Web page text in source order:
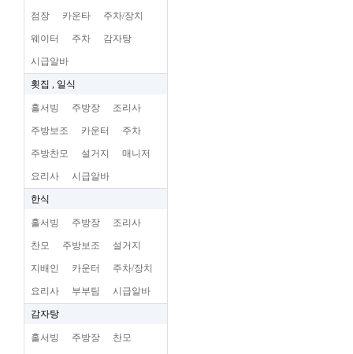
점장 카운타 주차/장치
웨이터 주차 감자탕
시급알바
횟집 , 일식
홀서빙 주방장 조리사
주방보조 카운터 주차
주방찬모 설거지 매니저
요리사 시급알바
한식
홀서빙 주방장 조리사
찬모 주방보조 설거지
지배인 카운터 주차/장치
요리사 부부팀 시급알바
감자탕
홀서빙 주방장 찬모